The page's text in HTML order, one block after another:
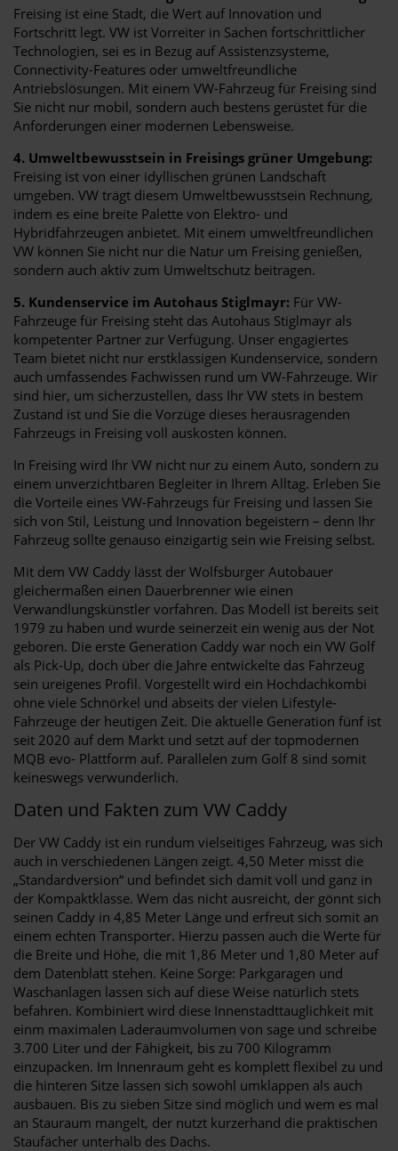
Freising ist eine Stadt, die Wert auf Innovation und
Fortschritt legt. VW ist Vorreiter in Sachen fortschrittlicher
Technologien, sei es in Bezug auf Assistenzsysteme,
Connectivity-Features oder umweltfreundliche
Antriebslösungen. Mit einem VW-Fahrzeug für Freising sind
Sie nicht nur mobil, sondern auch bestens gerüstet für die
Anforderungen einer modernen Lebensweise.
4. Umweltbewusstsein in Freisings grüner Umgebung:
Freising ist von einer idyllischen grünen Landschaft
umgeben. VW trägt diesem Umweltbewusstsein Rechnung,
indem es eine breite Palette von Elektro- und
Hybridfahrzeugen anbietet. Mit einem umweltfreundlichen
VW können Sie nicht nur die Natur um Freising genießen,
sondern auch aktiv zum Umweltschutz beitragen.
5. Kundenservice im Autohaus Stiglmayr: Für VW-
Fahrzeuge für Freising steht das Autohaus Stiglmayr als
kompetenter Partner zur Verfügung. Unser engagiertes
Team bietet nicht nur erstklassigen Kundenservice, sondern
auch umfassendes Fachwissen rund um VW-Fahrzeuge. Wir
sind hier, um sicherzustellen, dass Ihr VW stets in bestem
Zustand ist und Sie die Vorzüge dieses herausragenden
Fahrzeugs in Freising voll auskosten können.
In Freising wird Ihr VW nicht nur zu einem Auto, sondern zu
einem unverzichtbaren Begleiter in Ihrem Alltag. Erleben Sie
die Vorteile eines VW-Fahrzeugs für Freising und lassen Sie
sich von Stil, Leistung und Innovation begeistern – denn Ihr
Fahrzeug sollte genauso einzigartig sein wie Freising selbst.
Mit dem VW Caddy lässt der Wolfsburger Autobauer
gleichermaßen einen Dauerbrenner wie einen
Verwandlungskünstler vorfahren. Das Modell ist bereits seit
1979 zu haben und wurde seinerzeit ein wenig aus der Not
geboren. Die erste Generation Caddy war noch ein VW Golf
als Pick-Up, doch über die Jahre entwickelte das Fahrzeug
sein ureigenes Profil. Vorgestellt wird ein Hochdachkombi
ohne viele Schnörkel und abseits der vielen Lifestyle-
Fahrzeuge der heutigen Zeit. Die aktuelle Generation fünf ist
seit 2020 auf dem Markt und setzt auf der topmodernen
MQB evo- Plattform auf. Parallelen zum Golf 8 sind somit
keineswegs verwunderlich.
Daten und Fakten zum VW Caddy
Der VW Caddy ist ein rundum vielseitiges Fahrzeug, was sich
auch in verschiedenen Längen zeigt. 4,50 Meter misst die
„Standardversion“ und befindet sich damit voll und ganz in
der Kompaktklasse. Wem das nicht ausreicht, der gönnt sich
seinen Caddy in 4,85 Meter Länge und erfreut sich somit an
einem echten Transporter. Hierzu passen auch die Werte für
die Breite und Höhe, die mit 1,86 Meter und 1,80 Meter auf
dem Datenblatt stehen. Keine Sorge: Parkgaragen und
Waschanlagen lassen sich auf diese Weise natürlich stets
befahren. Kombiniert wird diese Innenstadttauglichkeit mit
einm maximalen Laderaumvolumen von sage und schreibe
3.700 Liter und der Fähigkeit, bis zu 700 Kilogramm
einzupacken. Im Innenraum geht es komplett flexibel zu und
die hinteren Sitze lassen sich sowohl umklappen als auch
ausbauen. Bis zu sieben Sitze sind möglich und wem es mal
an Stauraum mangelt, der nutzt kurzerhand die praktischen
Staufächer unterhalb des Dachs.